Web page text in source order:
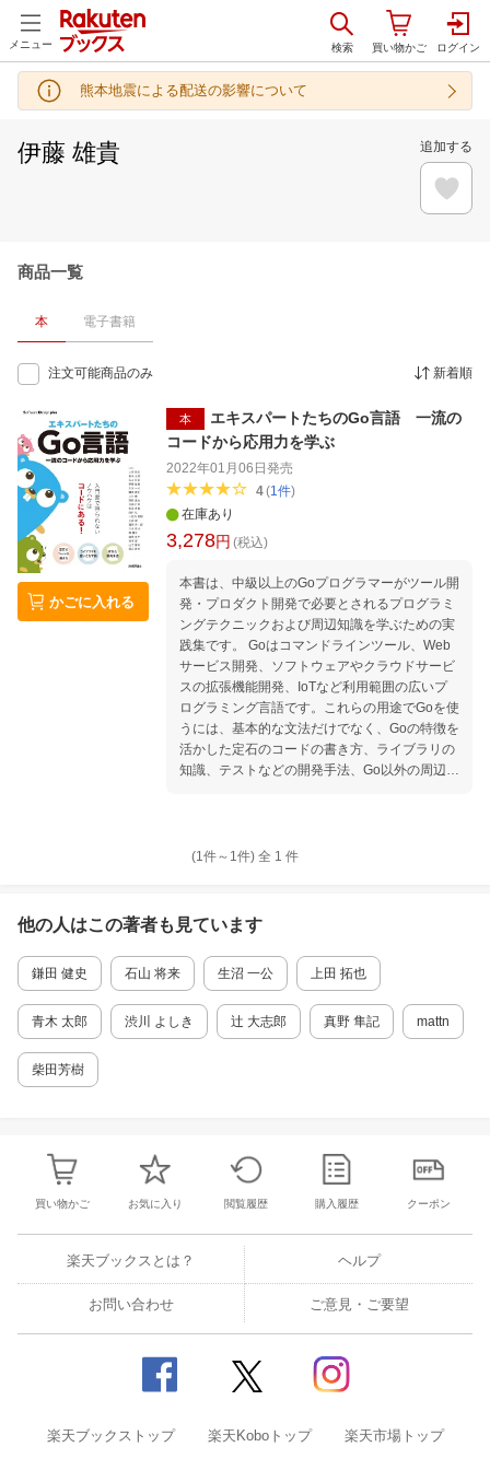
メニュー
熊本地震による配送の影響について
伊藤 雄貴 追加する
商品一覧
本 電子書籍
注文可能商品のみ 新着順
かごに入れる
本
エキスパートたちのGo言語 一流の
コードから応用力を学ぶ
2022年01月06日 発売
4(1件)
在庫あり
3,278円 (税込)
本書は、中級以上のGoプログラマーがツール開
発・プロダクト開発で必要とされるプログラミ
ングテクニックおよび周辺知識を学ぶための実
践集です。 Goはコマンドラインツール、Web
サービス開発、ソフトウェアやクラウドサービ
スの拡張機能開発、IoTなど利用範囲の広いプ
ログラミング言語です。これらの用途でGoを使
うには、基本的な文法だけでなく、Goの特徴を
活かした定石のコードの書き方、ライブラリの
知識、テストなどの開発手法、Go以外の周辺知
味で開発したオープンソースソフトウェア（O
解説しつつ、より詳しく学ぶための参考資料を
提示します。入門レベルを脱して、自ら応用力
を身につけるための取っ掛かりとなる情報を提
供します。
(1件～ 1件) 全 1 件
他の人はこの著者も見ています
鎌田 健史 石山 将来 生沼 一公 上田 拓也
青木 太郎 渋川 よしき 辻 大志郎 真野 隼記 mattn
柴田芳樹
買い物かご お気に入り 閲覧履歴 購入履歴 クーポン
楽天ブックスとは？ ヘルプ
お問い合わせ ご意見・ご要望
楽天ブックストップ 楽天Koboトップ 楽天市場トップ